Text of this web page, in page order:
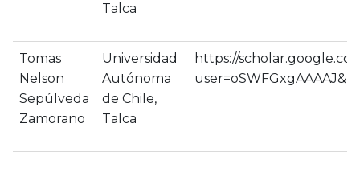
Talca
Tomas
Nelson
Sepúlveda
Zamorano
Universidad
Autónoma
de Chile,
Talca
https://